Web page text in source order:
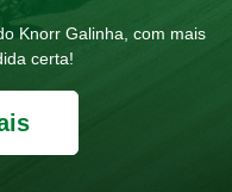
Knorr Galinha, com mais
certa!